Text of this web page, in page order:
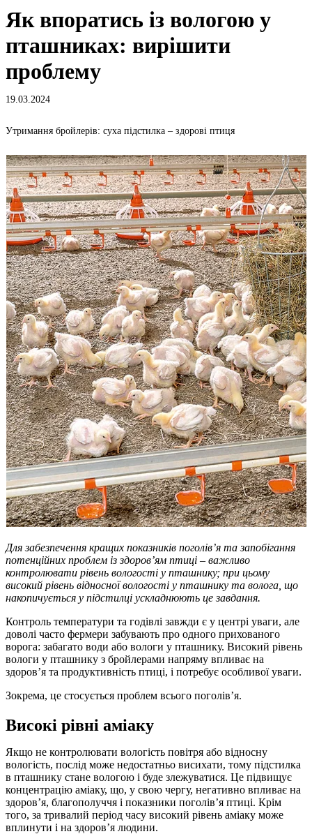
Як впоратись із вологою у
пташниках: вирішити
проблему
19.03.2024
Утримання бройлерів: суха підстилка – здорові птиця
Для забезпечення кращих показників поголів’я та запобігання
потенційних проблем із здоров’ям птиці – важливо
контролювати рівень вологості у пташнику; при цьому
високий рівень відносної вологості у пташнику та волога, що
накопичується у підстилці ускладнюють це завдання.
Контроль температури та годівлі завжди є у центрі уваги, але
доволі часто фермери забувають про одного прихованого
ворога: забагато води або вологи у пташнику. Високий рівень
вологи у пташнику з бройлерами напряму впливає на
здоров’я та продуктивність птиці, і потребує особливої уваги.
Зокрема, це стосується проблем всього поголів’я.
Високі рівні аміаку
Якщо не контролювати вологість повітря або відносну
вологість, послід може недостатньо висихати, тому підстилка
в пташнику стане вологою і буде злежуватися. Це підвищує
концентрацію аміаку, що, у свою чергу, негативно впливає на
здоров’я, благополуччя і показники поголів’я птиці. Крім
того, за тривалий період часу високий рівень аміаку може
вплинути і на здоров’я людини.